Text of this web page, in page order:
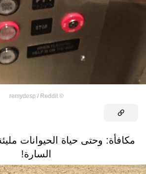
©
remydesp / Reddit
مكافأة: وحتى حياة الحيوانات
السارة!